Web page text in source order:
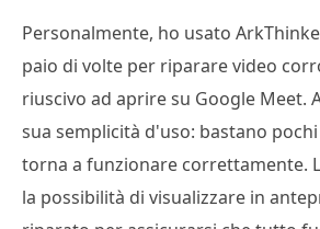
Personalmente, ho usato
paio di volte per riparare video
riuscivo ad aprire su Google Meet.
sua semplicità d'uso: bastano
torna a funzionare correttamente.
la possibilità di visualizzare in